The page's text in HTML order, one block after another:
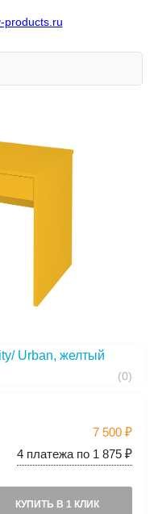
Urban, желтый
(0)
7 500 ₽
4 платежа по 1 875 ₽
КУПИТЬ В 1 КЛИК